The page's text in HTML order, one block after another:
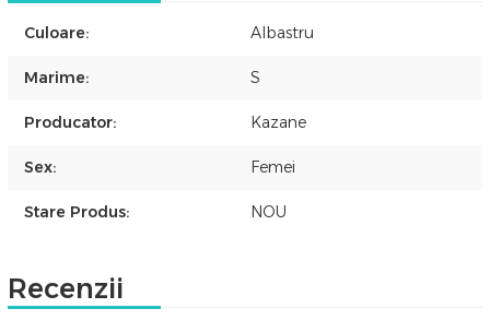
Culoare: Albastru
Marime: S
Producator: Kazane
Sex: Femei
Stare Produs: NOU
Recenzii